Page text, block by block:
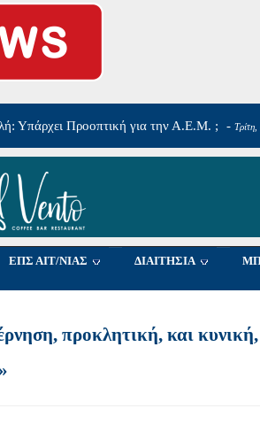
αγάπης Μαργαρίτα Σαπλαούρα - Τρίτη,
ΕΠΣ ΑΙΤ/ΝΙΑΣ ΔΙΑΙΤΗΣΙΑ
προκλητική, και κυνική,